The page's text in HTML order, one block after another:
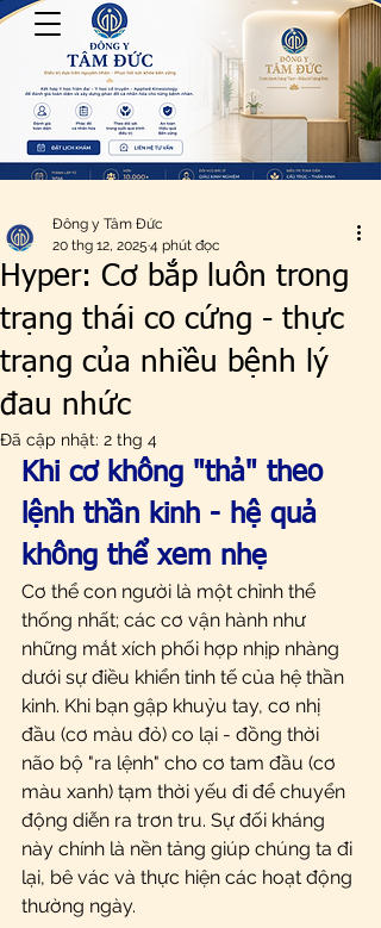
Hyper: Cơ bắp luôn trong
trạng thái co cứng - thực
trạng của nhiều bệnh lý
đau nhức
Đông y Tâm Đức
20 thg 12, 2025 4 phút đọc
Đã cập nhật: 2 thg 4
Khi cơ không "thả" theo
lệnh thần kinh - hệ quả
không thể xem nhẹ
Cơ thể con người là một chỉnh thể
thống nhất; các cơ vận hành như
những mắt xích phối hợp nhịp nhàng
dưới sự điều khiển tinh tế của hệ thần
kinh. Khi bạn gập khuỷu tay, cơ nhị
đầu (cơ màu đỏ) co lại - đồng thời
não bộ "ra lệnh" cho cơ tam đầu (cơ
màu xanh) tạm thời yếu đi để chuyển
động diễn ra trơn tru. Sự đối kháng
này chính là nền tảng giúp chúng ta đi
lại, bê vác và thực hiện các hoạt động
thường ngày.